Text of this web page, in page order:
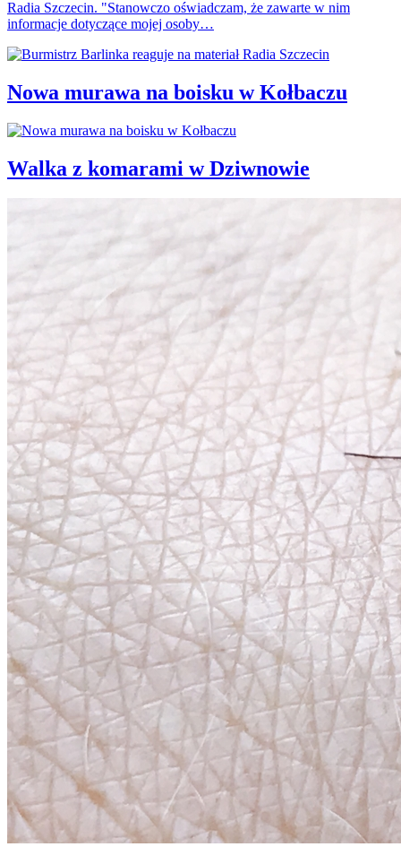
Radia Szczecin. "Stanowczo oświadczam, że zawarte w nim
informacje dotyczące mojej osoby…
Nowa murawa na boisku w Kołbaczu
Walka z komarami w Dziwnowie